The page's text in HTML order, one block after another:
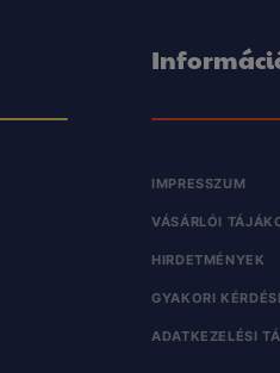
IMPRESSZUM
VÁSÁRLÓI
HIRDETMÉNYEK
GYAKORI
ADATKEZELÉSI